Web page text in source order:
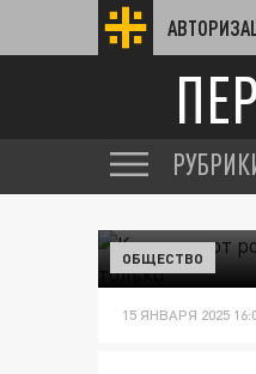
ОБЩЕСТВО
15 ЯНВАРЯ 2025